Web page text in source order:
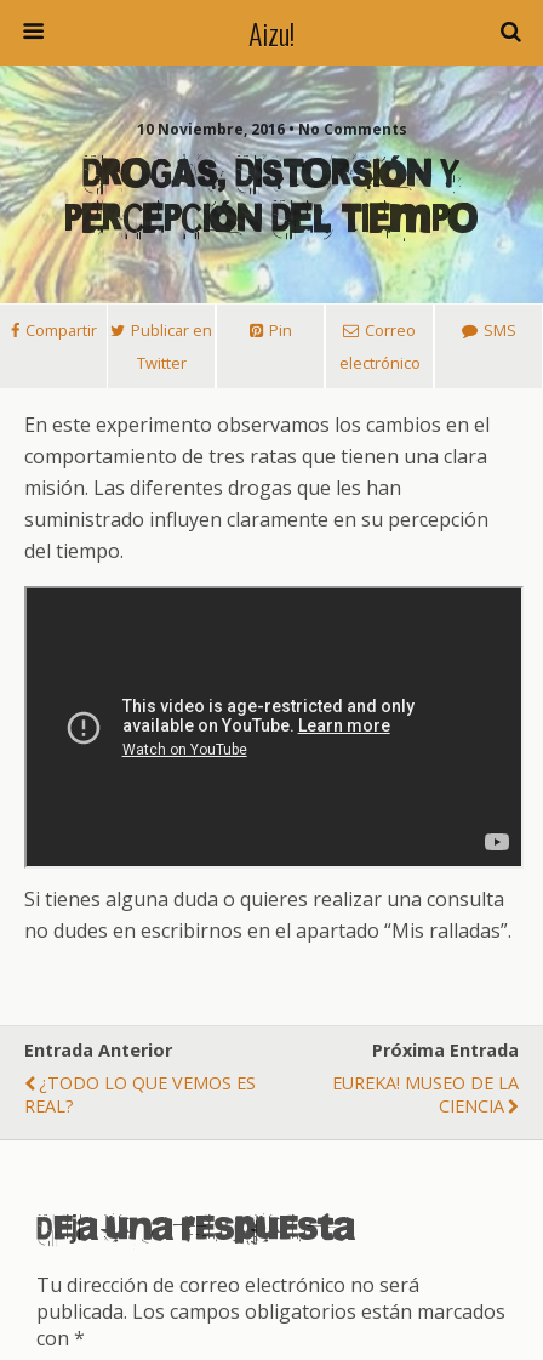
Aizu!
10 Noviembre, 2016 • No Comments
DROGAS, DISTORSIÓN Y
PERCEPCIÓN DEL TIEMPO
Compartir
Publicar en
Twitter
Pin
Correo
electrónico
SMS
En este experimento observamos los cambios en el
comportamiento de tres ratas que tienen una clara
misión. Las diferentes drogas que les han
suministrado influyen claramente en su percepción
del tiempo.
Si tienes alguna duda o quieres realizar una consulta
no dudes en escribirnos en el apartado “Mis ralladas”.
Entrada Anterior
¿TODO LO QUE VEMOS ES
REAL?
Próxima Entrada
EUREKA! MUSEO DE LA
CIENCIA
Deja una respuesta
Tu dirección de correo electrónico no será
publicada. Los campos obligatorios están marcados
con *